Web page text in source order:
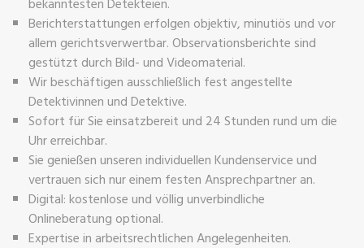
Berichterstattungen erfolgen objektiv, minutiös und vor
allem gerichtsverwertbar. Observationsberichte sind
gestützt durch Bild- und Videomaterial.
Wir beschäftigen ausschließlich fest angestellte
Detektivinnen und Detektive.
Sofort für Sie einsatzbereit und 24 Stunden rund um die
Uhr erreichbar.
Sie genießen unseren individuellen Kundenservice und
vertrauen sich nur einem festen Ansprechpartner an.
Digital: kostenlose und völlig unverbindliche
Onlineberatung optional.
Expertise in arbeitsrechtlichen Angelegenheiten.